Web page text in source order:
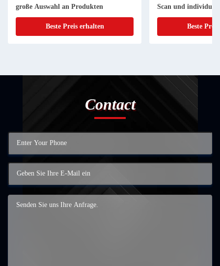
große Auswahl an Produkten
Beste Preis erhalten
Scan und individuell
Farbsticker
Beste
Contact